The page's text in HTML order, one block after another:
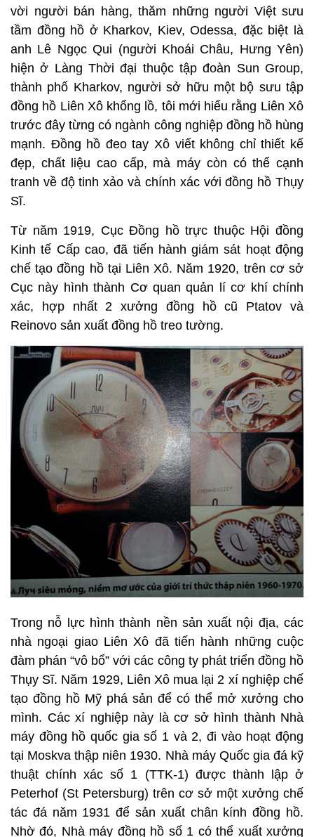
vời người bán hàng, thăm những người Việt sưu
tầm đồng hồ ở Kharkov, Kiev, Odessa, đặc biệt là
anh Lê Ngọc Qui (người Khoái Châu, Hưng Yên)
hiện ở Làng Thời đại thuộc tập đoàn Sun Group,
thành phố Kharkov, người sở hữu một bộ sưu tập
đồng hồ Liên Xô khổng lồ, tôi mới hiểu rằng Liên Xô
trước đây từng có ngành công nghiệp đồng hồ hùng
mạnh. Đồng hồ đeo tay Xô viết không chỉ thiết kế
đẹp, chất liệu cao cấp, mà máy còn có thể cạnh
tranh về độ tinh xảo và chính xác với đồng hồ Thụy
Sĩ.
Từ năm 1919, Cục Đồng hồ trực thuộc Hội đồng
Kinh tế Cấp cao, đã tiến hành giám sát hoạt động
chế tạo đồng hồ tại Liên Xô. Năm 1920, trên cơ sở
Cục này hình thành Cơ quan quản lí cơ khí chính
xác, hợp nhất 2 xưởng đồng hồ cũ Ptatov và
Reinovo sản xuất đồng hồ treo tường.
Trong nỗ lực hình thành nền sản xuất nội địa, các
nhà ngoại giao Liên Xô đã tiến hành những cuộc
đàm phán “vô bổ” với các công ty phát triển đồng hồ
Thụy Sĩ. Năm 1929, Liên Xô mua lại 2 xí nghiệp chế
tạo đồng hồ Mỹ phá sản để có thể mở xưởng cho
mình. Các xí nghiệp này là cơ sở hình thành Nhà
máy đồng hồ quốc gia số 1 và 2, đi vào hoạt động
tại Moskva thập niên 1930. Nhà máy Quốc gia đá kỹ
thuật chính xác số 1 (TTK-1) được thành lập ở
Peterhof (St Petersburg) trên cơ sở một xưởng chế
tác đá năm 1931 để sản xuất chân kính đồng hồ.
Nhờ đó, Nhà máy đồng hồ số 1 có thể xuất xưởng